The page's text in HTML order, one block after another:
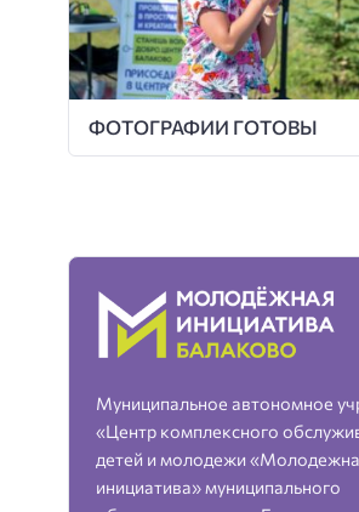
ФОТОГРАФИИ ГОТОВЫ
Муниципальное автономное
«Центр комплексного
детей и молодежи
инициатива» муниципального